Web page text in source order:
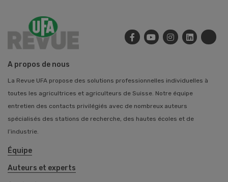
A propos de nous
La Revue UFA propose des solutions professionnelles individuelles à
toutes les agricultrices et agriculteurs de Suisse. Notre équipe
entretien des contacts privilégiés avec de nombreux auteurs
spécialisés des stations de recherche, des hautes écoles et de
l’industrie.
Équipe
Auteurs et experts